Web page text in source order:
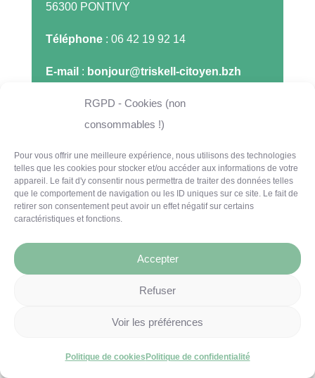
RGPD - Cookies (non
consommables !)
Pour vous offrir une meilleure expérience, nous utilisons des technologies
telles que les cookies pour stocker et/ou accéder aux informations de votre
appareil. Le fait d'y consentir nous permettra de traiter des données telles
que le comportement de navigation ou les ID uniques sur ce site. Le fait de
retirer son consentement peut avoir un effet négatif sur certains
caractéristiques et fonctions.
Accepter
Refuser
Voir les préférences
Politique de cookies Politique de confidentialité
56300 PONTIVY
Téléphone: 06 42 19 92 14
E-mail : bonjour@triskell-citoyen.bzh
© Triskell Citoyen – Tous droits réservés –
confidentialité–Politique de cookie